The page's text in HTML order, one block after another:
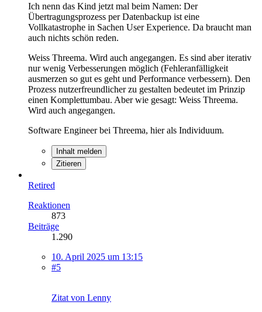
Ich nenn das Kind jetzt mal beim Namen: Der
Übertragungsprozess per Datenbackup ist eine
Vollkatastrophe in Sachen User Experience. Da braucht man
auch nichts schön reden.
Weiss Threema. Wird auch angegangen. Es sind aber iterativ
nur wenig Verbesserungen möglich (Fehleranfälligkeit
ausmerzen so gut es geht und Performance verbessern). Den
Prozess nutzerfreundlicher zu gestalten bedeutet im Prinzip
einen Komplettumbau. Aber wie gesagt: Weiss Threema.
Wird auch angegangen.
Software Engineer bei Threema, hier als Individuum.
Inhalt melden
Zitieren
Retired
Reaktionen
873
Beiträge
1.290
10. April 2025 um 13:15
#5
Zitat von Lenny